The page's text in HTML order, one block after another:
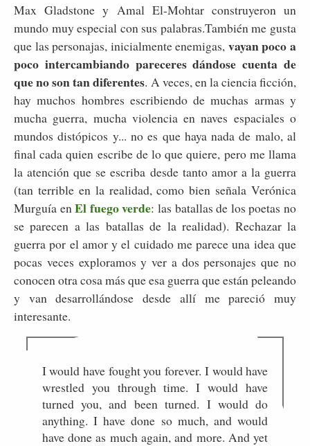
Max Gladstone y Amal El-Mohtar construyeron un
mundo muy especial con sus palabras.También me gusta
que las personajas, inicialmente enemigas, vayan poco a
poco intercambiando pareceres dándose cuenta de
que no son tan diferentes. A veces, en la ciencia ficción,
hay muchos hombres escribiendo de muchas armas y
mucha guerra, mucha violencia en naves espaciales o
mundos distópicos y... no es que haya nada de malo, al
final cada quien escribe de lo que quiere, pero me llama
la atención que se escriba desde tanto amor a la guerra
(tan terrible en la realidad, como bien señala Verónica
Murguía enEl fuego verde: las batallas de los poetas no
se parecen a las batallas de la realidad). Rechazar la
guerra por el amor y el cuidado me parece una idea que
pocas veces exploramos y ver a dos personajes que no
conocen otra cosa más que esa guerra que están peleando
y van desarrollándose desde allí me pareció muy
interesante.
I would have fought you forever. I would have
wrestled you through time. I would have
turned you, and been turned. I would do
anything. I have done so much, and would
have done as much again, and more. And yet